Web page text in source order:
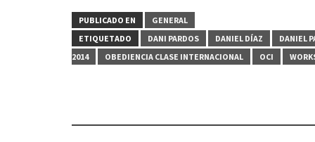
PUBLICADO EN
GENERAL
ETIQUETADO
DANI PARDOS DANIEL DÍAZ DANIEL
2014
OBEDIENCIA CLASE INTERNACIONAL OCI